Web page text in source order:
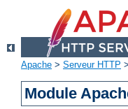
Apache > Serveur HTTP >
Module